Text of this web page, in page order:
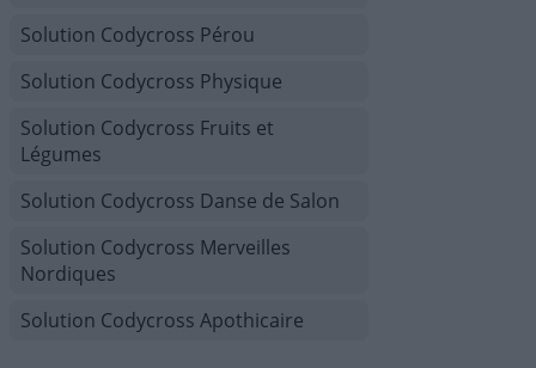
Solution Codycross Pérou
Solution Codycross Physique
Solution Codycross Fruits et
Légumes
Solution Codycross Danse de Salon
Solution Codycross Merveilles
Nordiques
Solution Codycross Apothicaire